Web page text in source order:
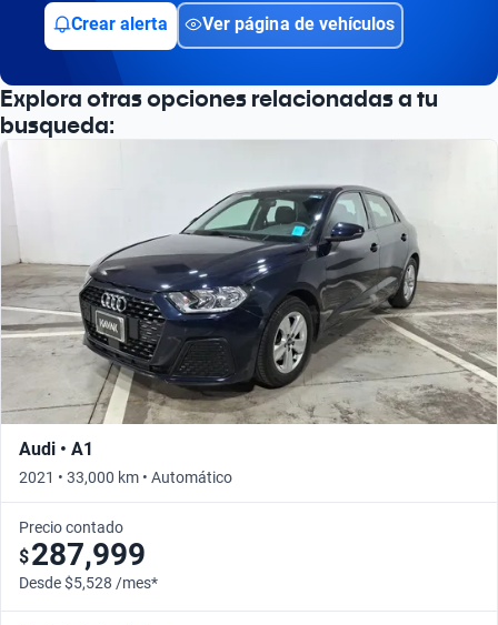
Crear alerta
Ver página de vehículos
Explora otras opciones relacionadas a tu
busqueda:
Audi • A1
2021 • 33,000 km • Automático
Precio contado
$287,999
Desde $5,528 /mes*